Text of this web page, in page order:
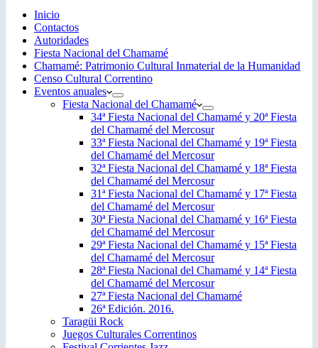
Inicio
Contactos
Autoridades
Fiesta Nacional del Chamamé
Chamamé: Patrimonio Cultural Inmaterial de la Humanidad
Censo Cultural Correntino
Eventos anuales
Fiesta Nacional del Chamamé
34ª Fiesta Nacional del Chamamé y 20ª Fiesta
del Chamamé del Mercosur
33ª Fiesta Nacional del Chamamé y 19ª Fiesta
del Chamamé del Mercosur
32ª Fiesta Nacional del Chamamé y 18ª Fiesta
del Chamamé del Mercosur
31ª Fiesta Nacional del Chamamé y 17ª Fiesta
del Chamamé del Mercosur
30ª Fiesta Nacional del Chamamé y 16ª Fiesta
del Chamamé del Mercosur
29ª Fiesta Nacional del Chamamé y 15ª Fiesta
del Chamamé del Mercosur
28ª Fiesta Nacional del Chamamé y 14ª Fiesta
del Chamamé del Mercosur
27ª Fiesta Nacional del Chamamé
26ª Edición. 2016.
Taragüi Rock
Juegos Culturales Correntinos